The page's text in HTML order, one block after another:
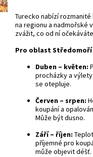
Turecko nabízí
na regionu a nadmořské
zvážit, co od ní
Pro oblast
Duben – květen:
procházky a
se otepluje.
Červen – srpen:
koupání a
Může být dusno.
Září – říjen:
příjemné pro
může objevit déšť.